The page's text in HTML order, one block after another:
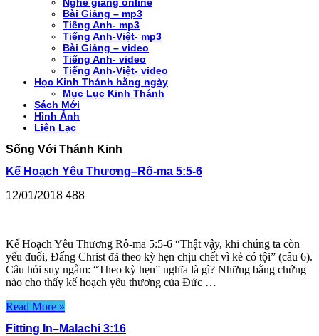
Bài Giảng – mp3
Tiếng Anh- mp3
Tiếng Anh-Việt- mp3
Bài Giảng – video
Tiếng Anh- video
Tiếng Anh-Việt- video
Học Kinh Thánh hằng ngày
Mục Lục Kinh Thánh
Sách Mới
Hình Ảnh
Liên Lạc
Sống Với Thánh Kinh
Kế Hoạch Yêu Thương–Rô-ma 5:5-6
12/01/2018 488
Kế Hoạch Yêu Thương Rô-ma 5:5-6 “Thật vậy, khi chúng ta còn
yếu đuối, Đấng Christ đã theo kỳ hẹn chịu chết vì kẻ có tội” (câu 6).
Câu hỏi suy ngẫm: “Theo kỳ hẹn” nghĩa là gì? Những bằng chứng
nào cho thấy kế hoạch yêu thương của Đức …
Read More »
Fitting In–Malachi 3:16